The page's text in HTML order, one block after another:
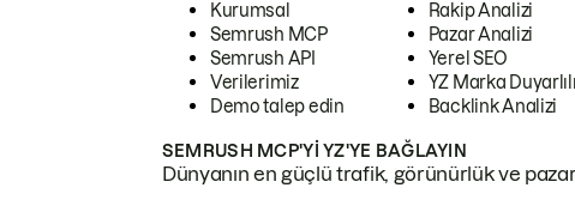
Kurumsal
Semrush MCP
Semrush API
Verilerimiz
Demo talep edin
Rakip Analizi
Pazar Analizi
Yerel SEO
YZ Marka
Backlink Analizi
SEMRUSH MCP'YI YZ'YE BAĞLAYIN
Dünyanın en güçlü trafik, görünürlük ve